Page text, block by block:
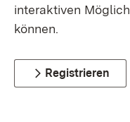
interaktiven
können.
Registrieren